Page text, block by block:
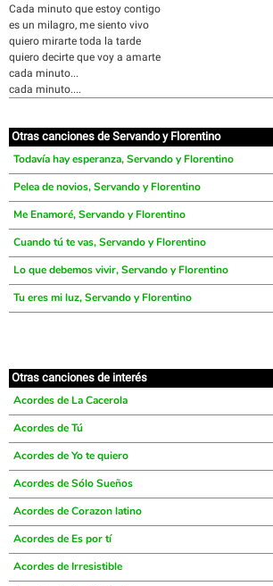
Cada minuto que estoy contigo
es un milagro, me siento vivo
quiero mirarte toda la tarde
quiero decirte que voy a amarte
cada minuto...
cada minuto....
Otras canciones de Servando y Florentino
Todavía hay esperanza, Servando y Florentino
Pelea de novios, Servando y Florentino
Me Enamoré, Servando y Florentino
Cuando tú te vas, Servando y Florentino
Lo que debemos vivir, Servando y Florentino
Tu eres mi luz, Servando y Florentino
Otras canciones de interés
Acordes de La Cacerola
Acordes de Tú
Acordes de Yo te quiero
Acordes de Sólo Sueños
Acordes de Corazon latino
Acordes de Es por tí
Acordes de Irresistible